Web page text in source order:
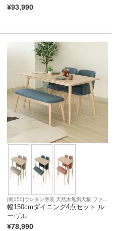
¥93,990
[幅150]ウレタン塗装 天然木無垢天板 ファブ
リック座面
幅150cmダイニング4点セット ル
ーヴル
¥78,990